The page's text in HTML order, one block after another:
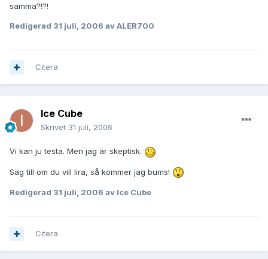
samma?!?!
Redigerad 31 juli, 2006 av ALER700
Citera
Ice Cube
Skrivet 31 juli, 2006
Vi kan ju testa. Men jag är skeptisk.
Säg till om du vill lira, så kommer jag bums!
Redigerad 31 juli, 2006 av Ice Cube
Citera